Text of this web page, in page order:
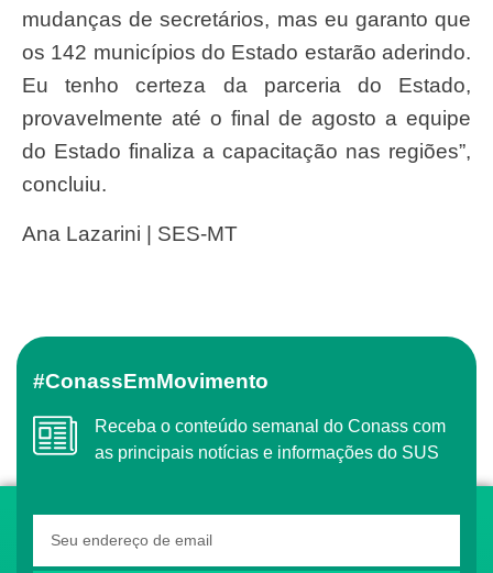
mudanças de secretários, mas eu garanto que
os 142 municípios do Estado estarão aderindo.
Eu tenho certeza da parceria do Estado,
provavelmente até o final de agosto a equipe
do Estado finaliza a capacitação nas regiões”,
concluiu.
Ana Lazarini | SES-MT
#ConassEmMovimento
Receba o conteúdo semanal do Conass com
as principais notícias e informações do SUS